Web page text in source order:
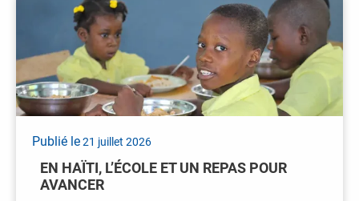
Publié le21 juillet 2026
EN HAÏTI, L’ÉCOLE ET UN REPAS POUR
AVANCER